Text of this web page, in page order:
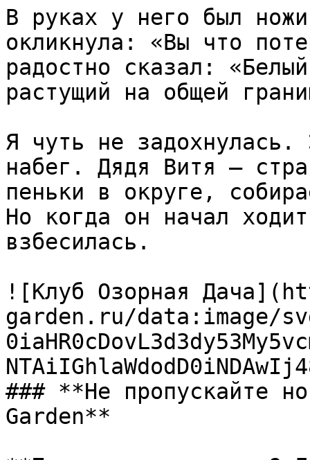
В руках у него был
окликнула: «Вы что
радостно сказал:
растущий на общей
Я чуть не
набег. Дядя Витя —
пеньки в округе,
Но когда он начал
взбесилась.
![Клуб Озорная
garden.ru/data:image/
### **Не пропускайте
Garden**